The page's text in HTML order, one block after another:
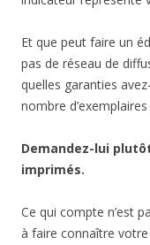
Et que peut faire un
pas de réseau de
quelles garanties
nombre
Demandez-lui
imprimés.
Ce qui compte n’est
à faire connaître votre